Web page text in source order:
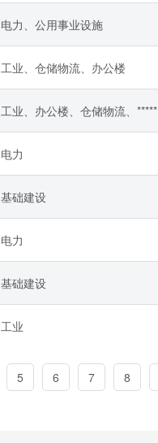
电力、公用事业设施
工业、仓储物流、办公楼
工业、办公楼、仓储物流、*****
电力
基础建设
电力
基础建设
工业
5 6 7 8